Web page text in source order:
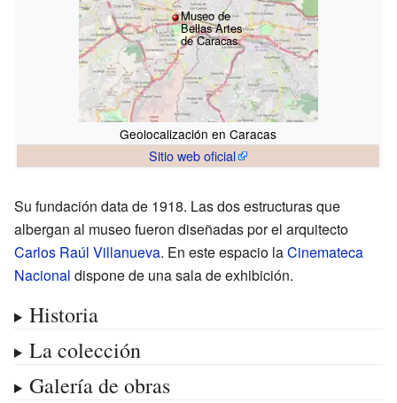
Museo de
Bellas Artes
de Caracas
Geolocalización en Caracas
Sitio web oficial
Su fundación data de 1918. Las dos estructuras que
albergan al museo fueron diseñadas por el arquitecto
Carlos Raúl Villanueva. En este espacio laCinemateca
Nacional dispone de una sala de exhibición.
Historia
La colección
Galería de obras